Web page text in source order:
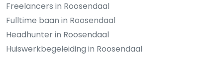
Freelancers in Roosendaal
Fulltime baan in Roosendaal
Headhunter in Roosendaal
Huiswerkbegeleiding in Roosendaal